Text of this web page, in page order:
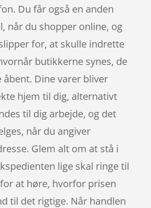
Du får også en anden
når du shopper online, og
for, at skulle indrette
butikkerne synes, de
åbent. Dine varer bliver
hjem til dig, alternativt
til dig arbejde, og det
når du angiver
Glem alt om at stå i
lige skal ringe til
at høre, hvorfor prisen
til det rigtige. Når handlen